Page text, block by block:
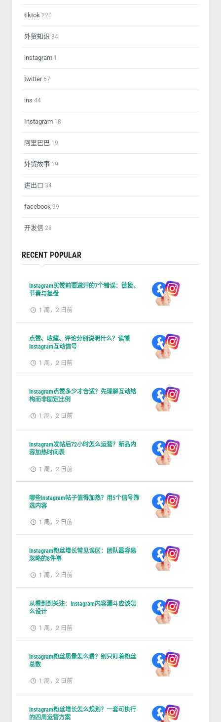
tiktok 220
外贸知识 34
instagram 1
twitter67
ins 44
Instagram 18
阿里巴巴 19
外贸故事 19
进出口 34
facebook 99
开发信 28
RECENT POPULAR
Instagram买赞前要避开的7个错误：链接、
节奏与复盘
1 周，2 日前
点赞、收藏、评论分别说明什么？读懂
Instagram互动信号
1 周，2 日前
Instagram点赞多少才合适？先理解互动结
构而非固定比例
1 周，2 日前
Instagram发帖后72小时怎么运营？新品内
容加热时间表
1 周，2 日前
哪些Instagram帖子值得加热？用5个信号筛
选内容
1 周，2 日前
Instagram粉丝增长常见误区：团队最容易
忽略的8件事
1 周，2 日前
从看到到关注：Instagram内容漏斗应该怎
么设计
1 周，2 日前
Instagram粉丝质量怎么看？别只盯着粉丝
总数
1 周，2 日前
Instagram粉丝增长怎么规划？一套可执行
的四周运营方案